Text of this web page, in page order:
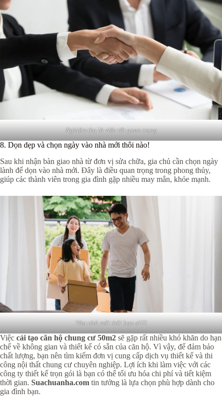
Nghiệm thu là việc rất quan trọng
8. Dọn dẹp và chọn ngày vào nhà mới thôi nào!
Sau khi nhận bàn giao nhà từ đơn vị sửa chữa, gia chủ cần chọn ngày
lành để dọn vào nhà mới. Đây là điều quan trọng trong phong thủy,
giúp các thành viên trong gia đình gặp nhiều may mắn, khỏe mạnh.
Vào nhà mới thôi bạn ơi!!!
Việc cải tạo căn hộ chung cư 50m2 sẽ gặp rất nhiều khó khăn do hạn
chế về không gian và thiết kế có sẵn của căn hộ. Vì vậy, để đảm bảo
chất lượng, bạn nên tìm kiếm đơn vị cung cấp dịch vụ thiết kế và thi
công nội thất chung cư chuyên nghiệp. Lợi ích khi làm việc với các
công ty thiết kế trọn gói là bạn có thể tối ưu hóa chi phí và tiết kiệm
thời gian. Suachuanha.com tin tưởng là lựa chọn phù hợp dành cho
gia đình bạn.